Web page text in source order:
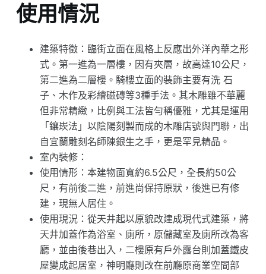
使用情況
建築特徵：臨街立面在風格上反應出外洋內華之形
式。第一進為一層樓，因有夾層，故高達10公尺，
第二進為二層樓。騎樓立面的裝飾主要有洗 石
子、木作及彩繪磁磚等3種手法。其木雕雖不華麗
但非常精緻，比例與工法皆勻稱優雅，尤其是運用
「鑲崁法」以陰陽刻製而成的木雕店號與門聯，出
自宜蘭雕刻名師陳銀生之手，更是罕見精品。
室內裝修：
使用情形：本建物面寬約6.5公尺，全長約50公
尺，有前後二進，前進尚保持原狀，後進已有修
建，現無人居住。
使用現況：從天井起以原貌改建成現代式建築，將
天井加蓋作為浴室、廁所，原儲藏室及廁所改為客
廳，並由後巷出入，二樓原有戶外露台則加蓋鐵皮
屋變成起居室，神明廳則改在前廳原商業空間部